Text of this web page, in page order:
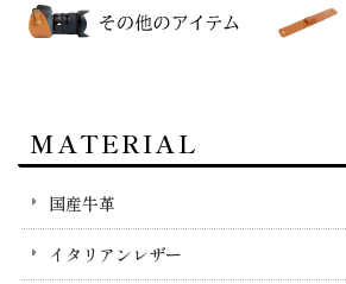
MATERIAL
国産牛革
イタリアンレザー